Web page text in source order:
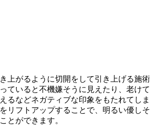
上がるように切開をして引き上げる施術
ていると不機嫌そうに見えたり、老けて
るなどネガティブな印象をもたれてしま
リフトアップすることで、明るい優しそ
とができます。